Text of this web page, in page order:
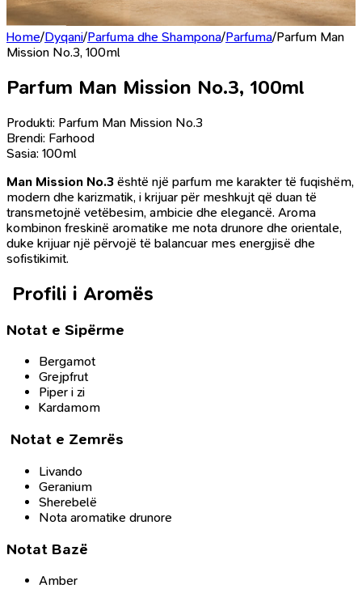
Home/Dyqani/Parfuma dhe Shampona/Parfuma/Parfum Man
Mission No.3, 100ml
Parfum Man Mission No.3, 100ml
Produkti: Parfum Man Mission No.3
Brendi: Farhood
Sasia: 100ml
Man Mission No.3 është një parfum me karakter të fuqishëm,
modern dhe karizmatik, i krijuar për meshkujt që duan të
transmetojnë vetëbesim, ambicie dhe elegancë. Aroma
kombinon freskinë aromatike me nota drunore dhe orientale,
duke krijuar një përvojë të balancuar mes energjisë dhe
sofistikimit.
Profili i Aromës
Notat e Sipërme
Bergamot
Grejpfrut
Piper i zi
Kardamom
Notat e Zemrës
Livando
Geranium
Sherebelë
Nota aromatike drunore
Notat Bazë
Amber